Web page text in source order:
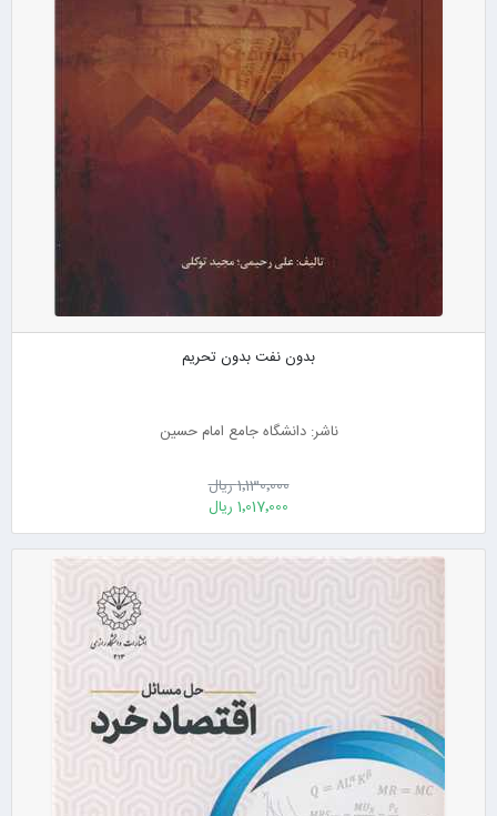
بدون نفت بدون تحریم
ناشر: دانشگاه جامع امام حسین
1٬130٬000 ریال
1٬017٬000 ریال